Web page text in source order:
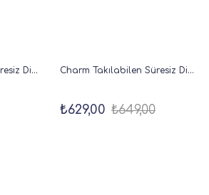
Charm Takılabilen Süresiz Dikey Haftalık Ajanda 18x20 cm Bordo Charm Takılabilen Süresiz Dikey Haftalık Ajanda 18x20 cm Sarı
₺629,00 ₺649,00